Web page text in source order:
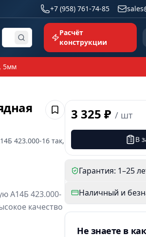
+7 (958) 761-74-85
Расчёт
конструкции
5мм
Сохранить
423.000-16так,
А14Б 423.000-
качество
3 325 ₽ / шт
В
Гарантия: 1–25
Наличный и
Не знаете в